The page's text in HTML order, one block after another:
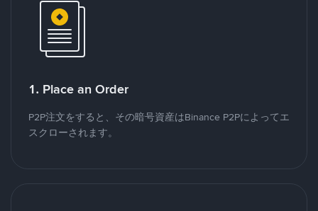
1. Place an Order
P2P注文をすると、その暗号資産はBinance P2Pによってエ
スクローされます。